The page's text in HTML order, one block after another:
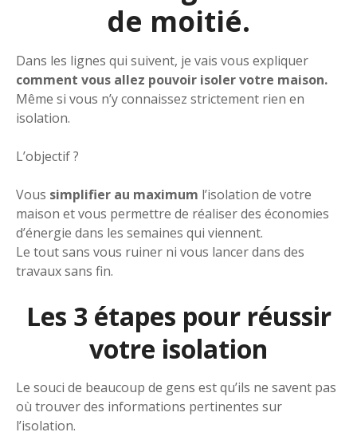
de moitié.
Dans les lignes qui suivent, je vais vous expliquer
comment vous allez pouvoir isoler votre maison.
Même si vous n’y connaissez strictement rien en
isolation.
L’objectif ?
Vous simplifier au maximum l’isolation de votre
maison et vous permettre de réaliser des économies
d’énergie dans les semaines qui viennent.
Le tout sans vous ruiner ni vous lancer dans des
travaux sans fin.
Les 3 étapes pour réussir
votre isolation
Le souci de beaucoup de gens est qu’ils ne savent pas
où trouver des informations pertinentes sur
l’isolation.